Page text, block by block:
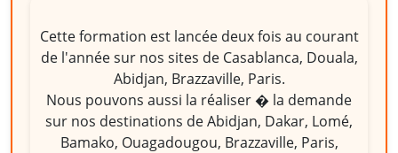
Cette formation est lancée deux fois au courant
de l'année sur nos sites de Casablanca, Douala,
Abidjan, Brazzaville, Paris.
Nous pouvons aussi la réaliser � la demande
sur nos destinations de Abidjan, Dakar, Lomé,
Bamako, Ouagadougou, Brazzaville, Paris,